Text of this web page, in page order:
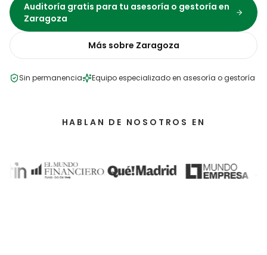
Auditoría gratis para tu asesoría o gestoría en
Zaragoza
Más sobre Zaragoza
Sin permanencia Equipo especializado en asesoría o gestoría
HABLAN DE NOSOTROS EN